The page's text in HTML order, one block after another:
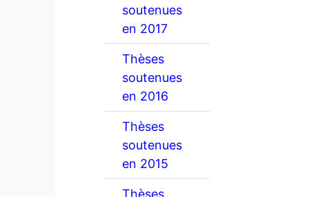
soutenues
en 2017
Thèses
soutenues
en 2016
Thèses
soutenues
en 2015